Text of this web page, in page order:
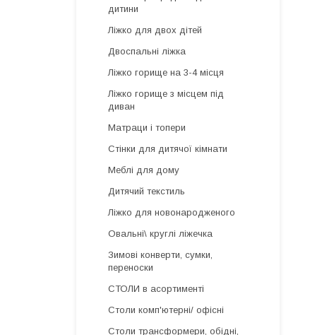
дитини
Ліжко для двох дітей
Двоспальні ліжка
Ліжко горище на 3-4 місця
Ліжко горище з місцем під
диван
Матраци і топери
Стінки для дитячої кімнати
Меблі для дому
Дитячий текстиль
Ліжко для новонародженого
Овальні\ круглі ліжечка
Зимові конверти, сумки,
переноски
СТОЛИ в асортименті
Столи комп'ютерні/ офісні
Столи трансформери, обідні,